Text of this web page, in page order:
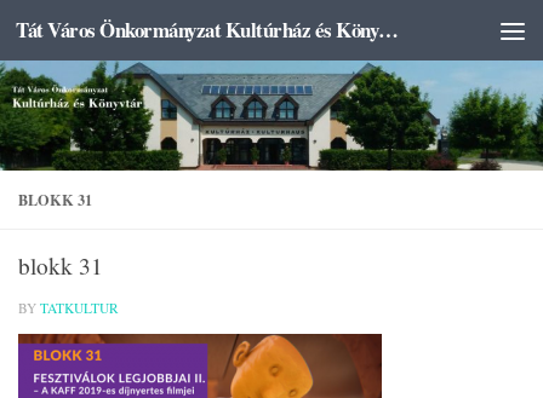
Skip to content Tát Város Önkormányzat Kultúrház és Könyvtár
BLOKK 31
blokk 31
BY TATKULTUR